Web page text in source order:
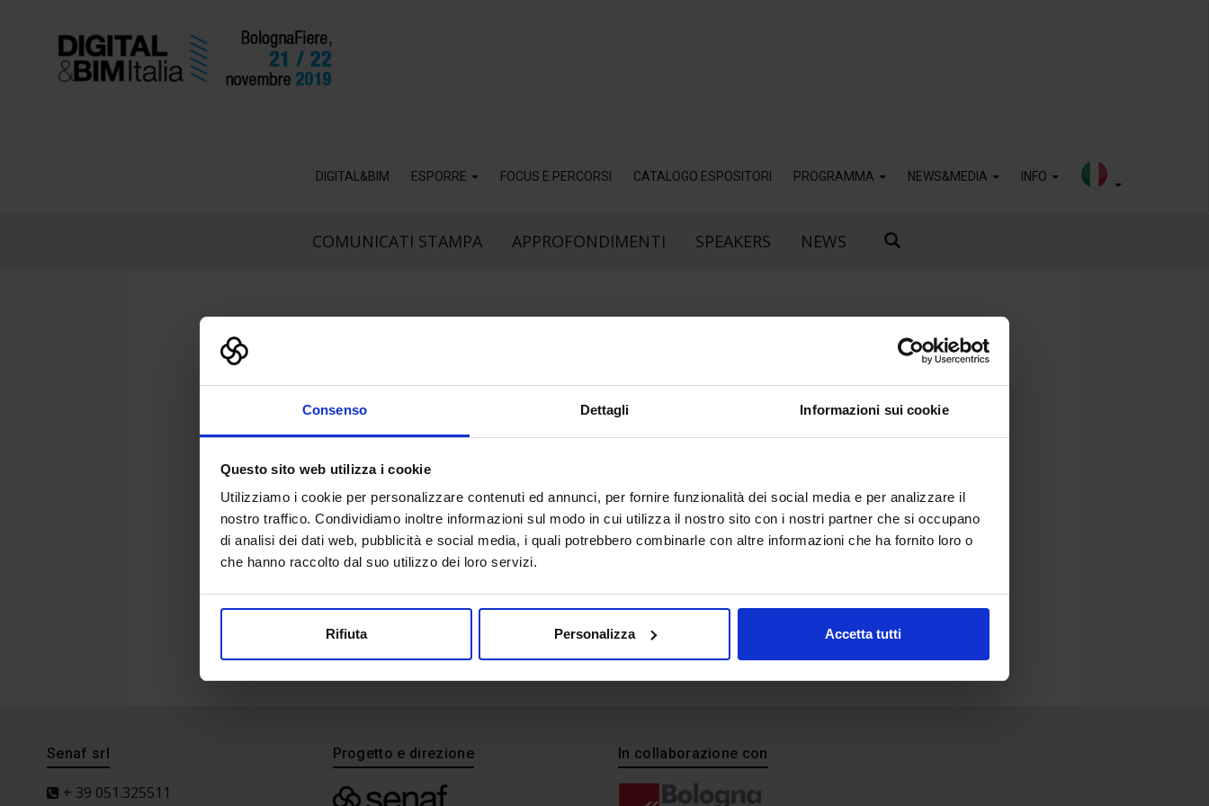
Consenso Dettagli Informazioni sui cookie
Questo sito web utilizza i cookie
Utilizziamo i cookie per personalizzare contenuti ed annunci, per fornire funzionalità dei social media e per analizzare il
nostro traffico. Condividiamo inoltre informazioni sul modo in cui utilizza il nostro sito con i nostri partner che si occupano
di analisi dei dati web, pubblicità e social media, i quali potrebbero combinarle con altre informazioni che ha fornito loro o
che hanno raccolto dal suo utilizzo dei loro servizi.
Rifiuta Personalizza Accetta tutti
DIGITAL&BIM ESPORRE FOCUS E PERCORSI CATALOGO ESPOSITORI PROGRAMMA NEWS&MEDIA INFO
COMUNICATI STAMPA APPROFONDIMENTI SPEAKERS NEWS
DIGITAL&BIM_LABORATORI BUG
Senaf srl
+ 39 051.325511
Progetto e direzione In collaborazione con